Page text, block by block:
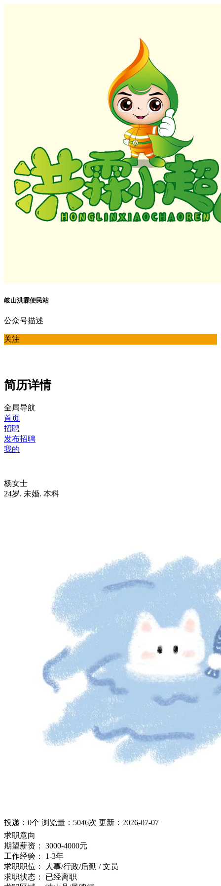
岐山洪霖便民站
公众号描述
关注
简历详情
全局导航
首页
招聘
发布招聘
我的
杨女士
24岁. 未婚. 本科
投递： 0个 浏览量： 5046次 更新： 2026-07-07
求职意向
期望薪资：
3000-4000元
工作经验：
1-3年
求职职位：
人事/行政/后勤 / 文员
求职状态：
已经离职